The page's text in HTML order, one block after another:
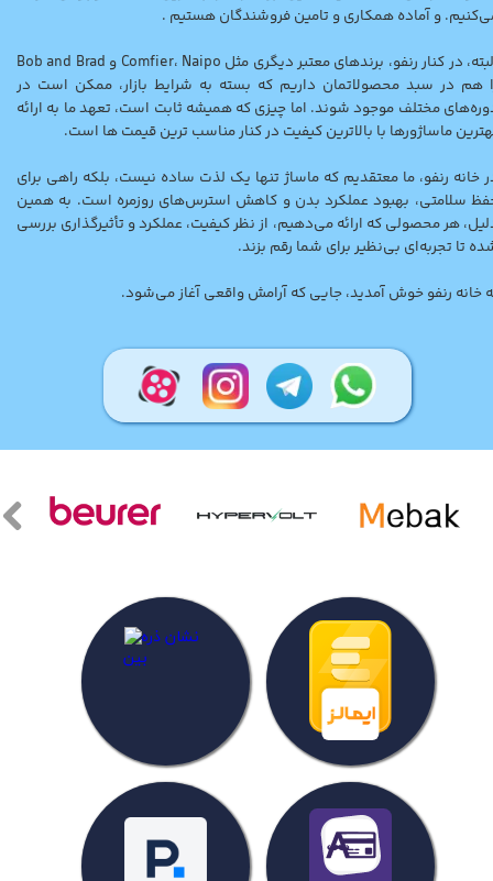
و آماده همکاری و تامین فروشندگان هستیم .
البته، در کنار رنفو، برندهای معتبر دیگری مثل Comfier، Naipo و Bob and Brad
هم در سبد محصولاتمان داریم که بسته به شرایط بازار، ممکن است در
مختلف موجود شوند. اما چیزی که همیشه ثابت است، تعهد ما به ارائه
ماساژورها با بالاترین کیفیت در کنار مناسب ترین قیمت ها است.
خانه رنفو، ما معتقدیم که ماساژ تنها یک لذت ساده نیست، بلکه راهی برای
سلامتی، بهبود عملکرد بدن و کاهش استرس‌های روزمره است. به همین
هر محصولی که ارائه می‌دهیم، از نظر کیفیت، عملکرد و تأثیرگذاری بررسی
تا تجربه‌ای بی‌نظیر برای شما رقم بزند.
خانه رنفو خوش آمدید، جایی که آرامش واقعی آغاز می‌شود.​​​​​​​